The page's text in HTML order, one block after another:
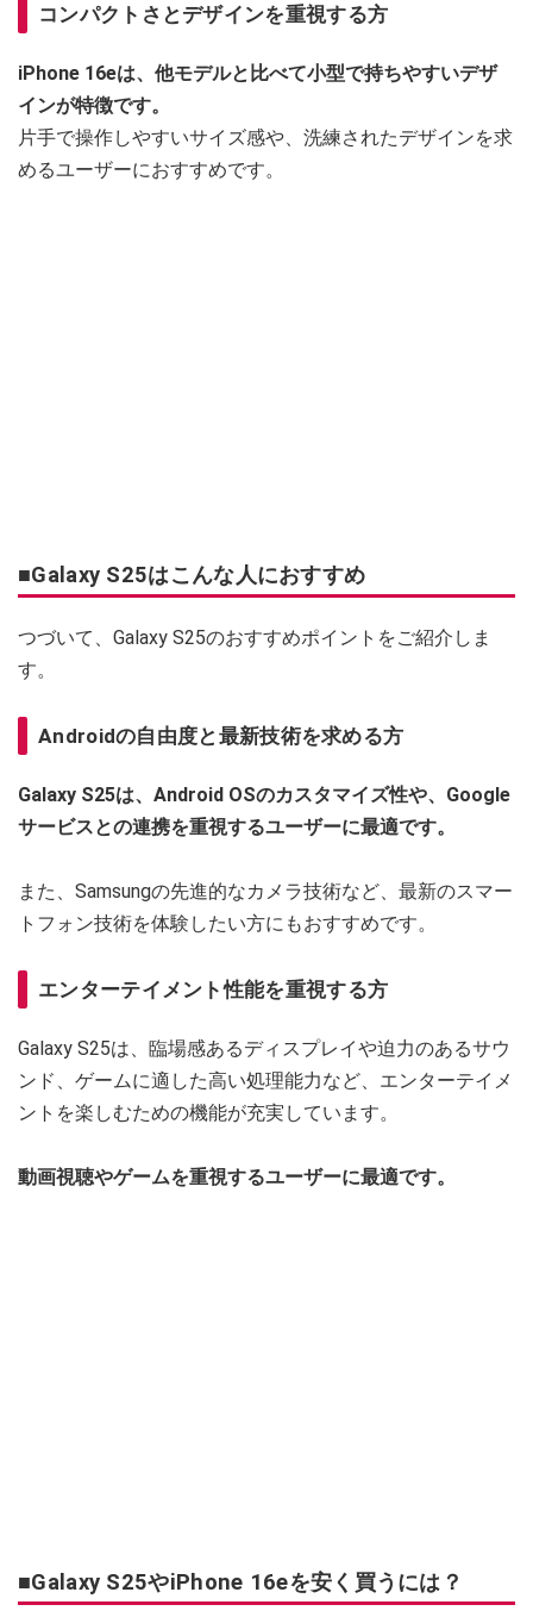
コンパクトさとデザインを重視する方
iPhone 16eは、他モデルと比べて小型で持ちやすいデザ
インが特徴です。
片手で操作しやすいサイズ感や、洗練されたデザインを求
めるユーザーにおすすめです。
■Galaxy S25はこんな人におすすめ
つづいて、Galaxy S25のおすすめポイントをご紹介しま
す。
Androidの自由度と最新技術を求める方
Galaxy S25は、Android OSのカスタマイズ性や、Google
サービスとの連携を重視するユーザーに最適です。
また、Samsungの先進的なカメラ技術など、最新のスマー
トフォン技術を体験したい方にもおすすめです。
エンターテイメント性能を重視する方
Galaxy S25は、臨場感あるディスプレイや迫力のあるサウ
ンド、ゲームに適した高い処理能力など、エンターテイメ
ントを楽しむための機能が充実しています。
動画視聴やゲームを重視するユーザーに最適です。
■Galaxy S25やiPhone 16eを安く買うには？